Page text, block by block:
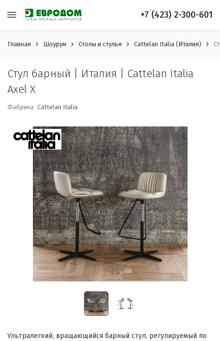
+7 (423) 2-300-601
Главная Шоурум Столы и стулья Cattelan Italia (Италия)
Стул барный | Италия | Cattelan Italia
Axel X
Фабрика: Cattelan Italia
Ультралегкий, вращающийся барный стул, регулируемый по